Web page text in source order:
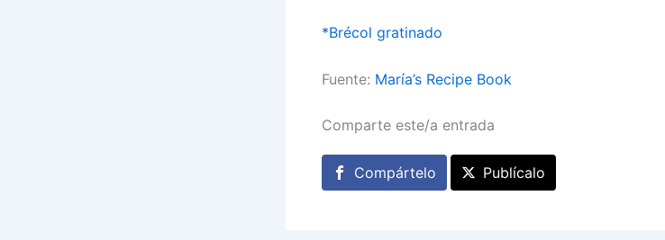
*Brécol gratinado
Fuente: María’s Recipe Book
Comparte este/a entrada
Compártelo Publícalo